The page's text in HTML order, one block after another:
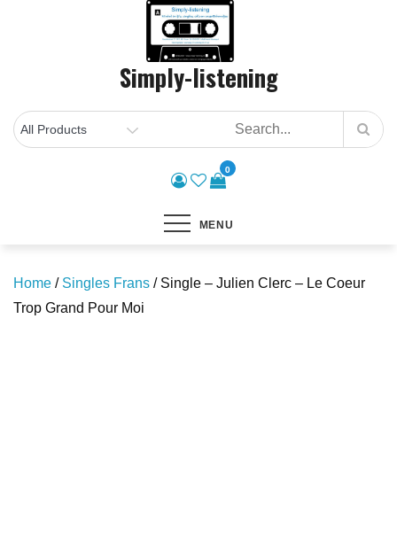
Simply-listening
0
MENU
Home / Singles Frans / Single – Julien Clerc – Le Coeur
Trop Grand Pour Moi